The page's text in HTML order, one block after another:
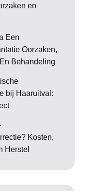
en
Een
Oorzaken,
Behandeling
bij Haaruitval:
Kosten,
Herstel